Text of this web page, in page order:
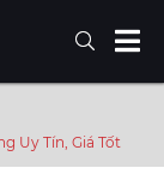
Uy Tín, Giá Tốt